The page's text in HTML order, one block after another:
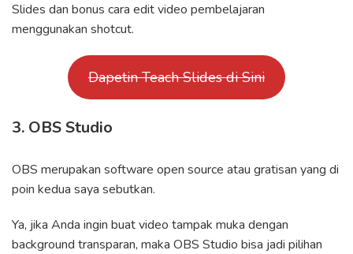
Slides dan bonus cara edit video pembelajaran
menggunakan shotcut.
Dapetin Teach Slides di Sini
3. OBS Studio
OBS merupakan software open source atau gratisan yang di
poin kedua saya sebutkan.
Ya, jika Anda ingin buat video tampak muka dengan
background transparan, maka OBS Studio bisa jadi pilihan